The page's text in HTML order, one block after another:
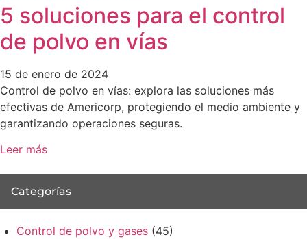
5 soluciones para el control
de polvo en vías
15 de enero de 2024
Control de polvo en vías: explora las soluciones más
efectivas de Americorp, protegiendo el medio ambiente y
garantizando operaciones seguras.
Leer más
Categorías
Control de polvo y gases (45)